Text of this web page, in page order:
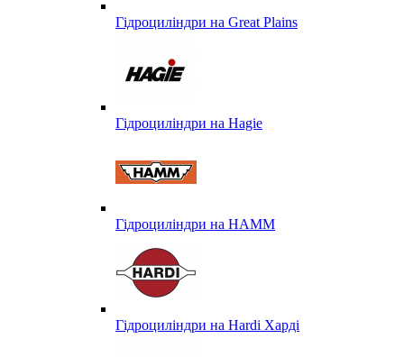
Гідроциліндри на Great Plains
Гідроциліндри на Hagie
Гідроциліндри на HAMM
Гідроциліндри на Hardi Харді